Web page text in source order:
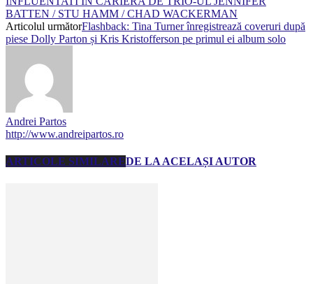
BATTEN / STU HAMM / CHAD WACKERMAN
Articolul următorFlashback: Tina Turner înregistrează coveruri după
piese Dolly Parton și Kris Kristofferson pe primul ei album solo
Andrei Partos
http://www.andreipartos.ro
ARTICOLE SIMILAREDE LA ACELAȘI AUTOR